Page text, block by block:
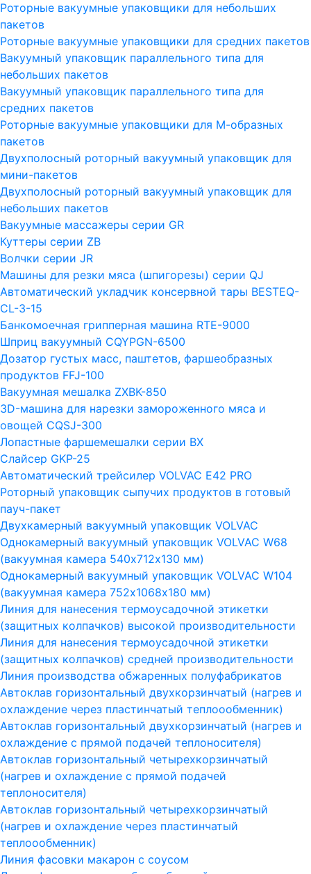
Роторные вакуумные упаковщики для небольших
пакетов
Роторные вакуумные упаковщики для средних пакетов
Вакуумный упаковщик параллельного типа для
небольших пакетов
Вакуумный упаковщик параллельного типа для
средних пакетов
Роторные вакуумные упаковщики для М-образных
пакетов
Двухполосный роторный вакуумный упаковщик для
мини-пакетов
Двухполосный роторный вакуумный упаковщик для
небольших пакетов
Вакуумные массажеры серии GR
Куттеры серии ZB
Волчки серии JR
Машины для резки мяса (шпигорезы) серии QJ
Автоматический укладчик консервной тары BESTEQ-
CL-3-15
Банкомоечная грипперная машина RTE-9000
Шприц вакуумный CQYPGN-6500
Дозатор густых масс, паштетов, фаршеобразных
продуктов FFJ-100
Вакуумная мешалка ZXBK-850
3D-машина для нарезки замороженного мяса и
овощей CQSJ-300
Лопастные фаршемешалки серии ВХ
Слайсер GKP-25
Автоматический трейсилер VOLVAC E42 PRO
Роторный упаковщик сыпучих продуктов в готовый
пауч-пакет
Двухкамерный вакуумный упаковщик VOLVAC
Однокамерный вакуумный упаковщик VOLVAC W68
(вакуумная камера 540х712х130 мм)
Однокамерный вакуумный упаковщик VOLVAC W104
(вакуумная камера 752х1068х180 мм)
Линия для нанесения термоусадочной этикетки
(защитных колпачков) высокой производительности
Линия для нанесения термоусадочной этикетки
(защитных колпачков) средней производительности
Линия производства обжаренных полуфабрикатов
Автоклав горизонтальный двухкорзинчатый (нагрев и
охлаждение через пластинчатый теплоообменник)
Автоклав горизонтальный двухкорзинчатый (нагрев и
охлаждение с прямой подачей теплоносителя)
Автоклав горизонтальный четырехкорзинчатый
(нагрев и охлаждение с прямой подачей
теплоносителя)
Автоклав горизонтальный четырехкорзинчатый
(нагрев и охлаждение через пластинчатый
теплоообменник)
Линия фасовки макарон с соусом